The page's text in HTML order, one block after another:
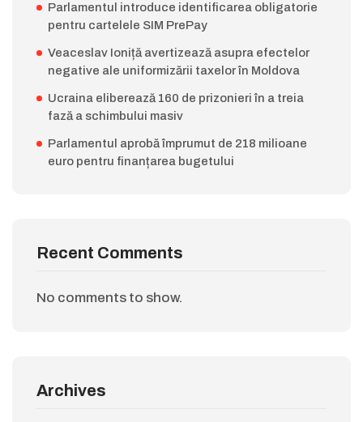
Parlamentul introduce identificarea obligatorie
pentru cartelele SIM PrePay
Veaceslav Ioniță avertizează asupra efectelor
negative ale uniformizării taxelor în Moldova
Ucraina eliberează 160 de prizonieri în a treia
fază a schimbului masiv
Parlamentul aprobă împrumut de 218 milioane
euro pentru finanțarea bugetului
Recent Comments
No comments to show.
Archives